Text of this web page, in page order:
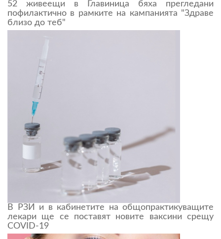
52 живеещи в Главиница бяха прегледани
пофилактично в рамките на кампанията "Здраве
близо до теб"
В РЗИ и в кабинетите на общопрактикуващите
лекари ще се поставят новите ваксини срещу
COVID-19